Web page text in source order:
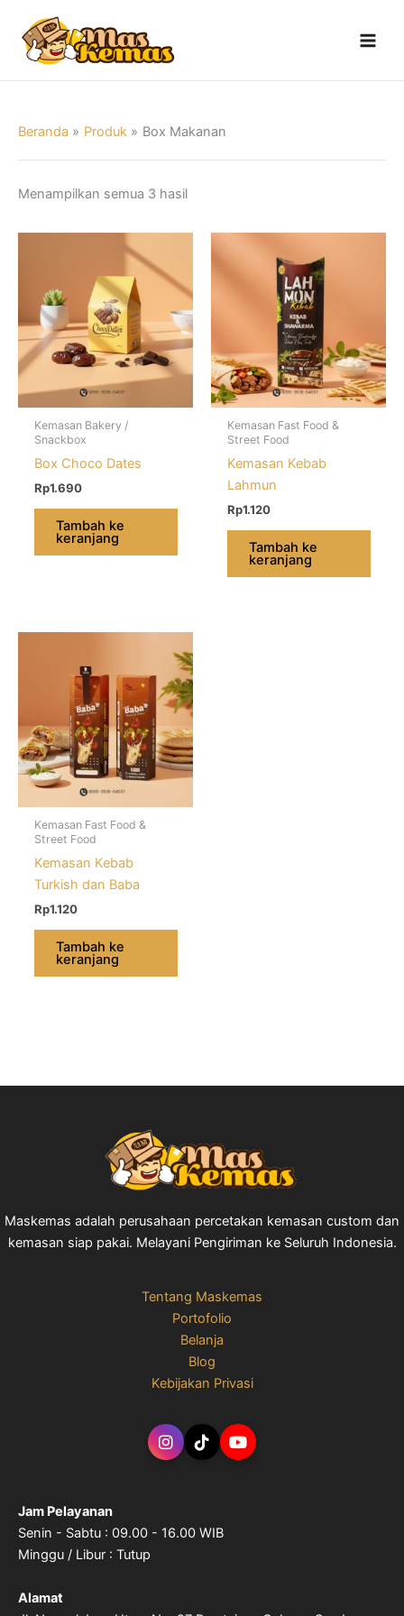
konten
Beranda Produk Box Makanan
Menampilkan semua 3 hasil
Kemasan Bakery /
Snackbox
Box Choco Dates
Rp1.690
Tambah ke
keranjang
Kemasan Fast Food &
Street Food
Kemasan Kebab
Lahmun
Rp1.120
Tambah ke
keranjang
Kemasan Fast Food &
Street Food
Kemasan Kebab
Turkish dan Baba
Rp1.120
Tambah ke
keranjang
Maskemas adalah perusahaan percetakan kemasan custom dan
kemasan siap pakai. Melayani Pengiriman ke Seluruh Indonesia.
Tentang Maskemas
Portofolio
Belanja
Blog
Kebijakan Privasi
Jam Pelayanan
Senin - Sabtu : 09.00 - 16.00 WIB
Minggu / Libur : Tutup
Alamat